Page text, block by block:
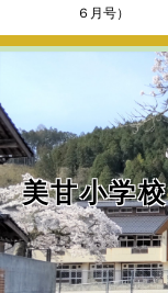
。
て
へ
６月号）
美甘小学校